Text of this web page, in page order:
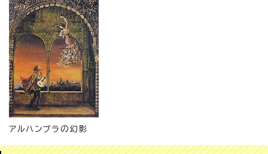
アルハンブラの幻影